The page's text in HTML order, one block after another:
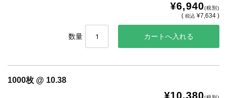
¥6,940(税別)
(税込 ¥7,634 )
数量
1000枚 @ 10.38
¥10,380